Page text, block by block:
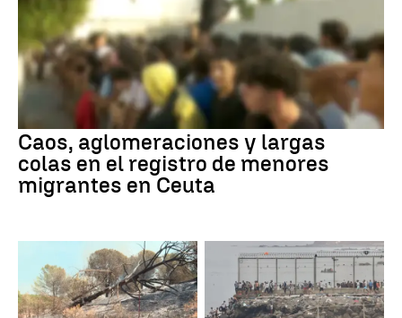
Caos, aglomeraciones y largas
colas en el registro de menores
migrantes en Ceuta